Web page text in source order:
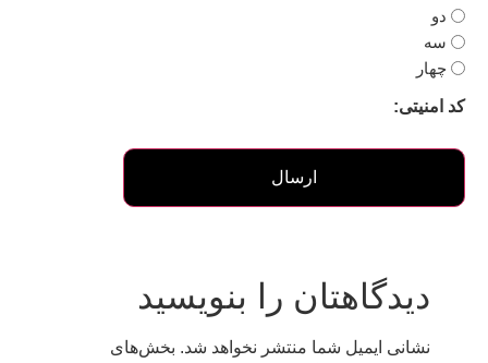
دو
سه
چهار
کد امنیتی:
دیدگاهتان را بنویسید
نشانی ایمیل شما منتشر نخواهد شد. بخش‌های